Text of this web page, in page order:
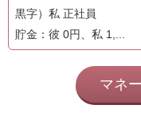
黒字）私 正社員
貯金：彼 0円、私 1,...
マネ